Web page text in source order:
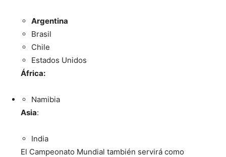
Argentina
Brasil
Chile
Estados Unidos
África:
Namibia
Asia:
India
El Campeonato Mundial también servirá como